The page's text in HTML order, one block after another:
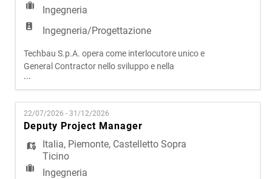
Ingegneria
Ingegneria/Progettazione
Techbau S.p.A. opera come interlocutore unico e
General Contractor nello sviluppo e nella
realizzazione di progetti complessi in ambito civile
e infrastrutturale. Attraverso un modello
operativo integrato, che riunisce progettazione,
sviluppo e costruzione, l'azienda presidia l'intero
ciclo di vita degli interventi, assicurando elevati
livelli qual
...
22/07/2026 - 31/12/2026
Deputy Project Manager
Italia, Piemonte, Castelletto Sopra
Ticino
Ingegneria